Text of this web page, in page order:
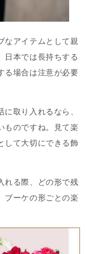
なアイテムとして親
日本では長持ちする
る場合は注意が必要
取り入れるなら、
ものですね。見て楽
して大切にできる飾
れる際、どの形で残
ブーケの形ごとの楽